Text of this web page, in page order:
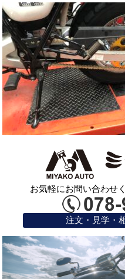
お気軽にお問い合わせ
注文・見学・